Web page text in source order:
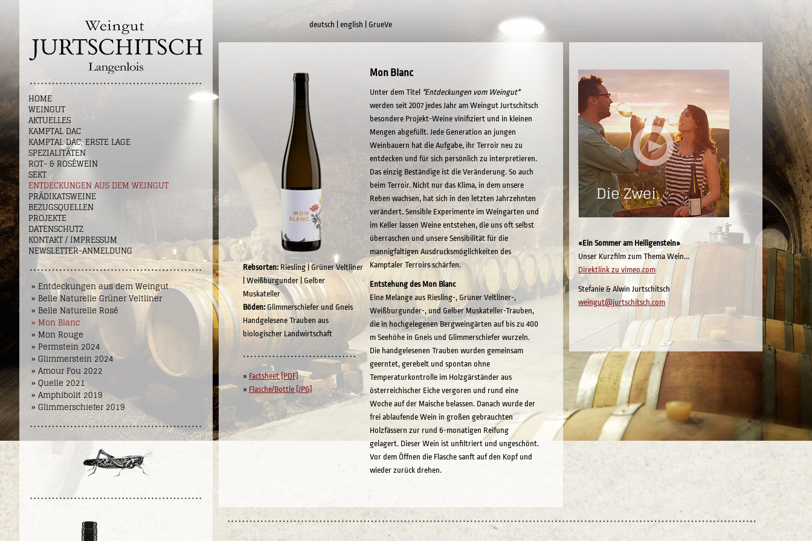
HOME
WEINGUT
AKTUELLES
KAMPTAL DAC
KAMPTAL DAC, ERSTE LAGE
SPEZIALITÄTEN
ROT- & ROSÉWEIN
SEKT
ENTDECKUNGEN AUS DEM WEINGUT
PRÄDIKATSWEINE
BEZUGSQUELLEN
PROJEKTE
DATENSCHUTZ
KONTAKT / IMPRESSUM
NEWSLETTER-ANMELDUNG
» Entdeckungen aus dem Weingut
» Belle Naturelle Grüner Veltliner
» Belle Naturelle Rosé
» Mon Blanc
» Mon Rouge
» Permstein 2024
» Glimmerstein 2024
» Amour Fou 2022
» Quelle 2021
» Amphibolit 2019
» Glimmerschiefer 2019
deutsch english GrueVe
Rebsorten:Riesling | Grüner Veltliner
| Weißburgunder | Gelber
Muskateller
Böden:Glimmerschiefer und Gneis
Handgelesene Trauben aus
biologischer Landwirtschaft
» Factsheet [PDF]
» Flasche/Bottle [JPG]
Mon Blanc
Unter dem Titel "Entdeckungen vom Weingut"
werden seit 2007 jedes Jahr am Weingut Jurtschitsch
besondere Projekt-Weine vinifiziert und in kleinen
Mengen abgefüllt. Jede Generation an jungen
Weinbauern hat die Aufgabe, ihr Terroir neu zu
entdecken und für sich persönlich zu interpretieren.
Das einzig Beständige ist die Veränderung. So auch
beim Terroir. Nicht nur das Klima, in dem unsere
Reben wachsen, hat sich in den letzten Jahrzehnten
verändert. Sensible Experimente im Weingarten und
im Keller lassen Weine entstehen, die uns oft selbst
überraschen und unsere Sensibilität für die
mannigfaltigen Ausdrucksmöglichkeiten des
Kamptaler Terroirs schärfen.
Entstehung des Mon Blanc
Eine Melange aus Riesling-, Grüner Veltliner-,
Weißburgunder-, und Gelber Muskateller-Trauben,
die in hochgelegenen Bergweingärten auf bis zu 400
m Seehöhe in Gneis und Glimmerschiefer wurzeln.
Die handgelesenen Trauben wurden gemeinsam
geerntet, gerebelt und spontan ohne
Temperaturkontrolle im Holzgärständer aus
österreichischer Eiche vergoren und rund eine
Woche auf der Maische belassen. Danach wurde der
frei ablaufende Wein in großen gebrauchten
Holzfässern zur rund 6-monatigen Reifung
gelagert. Dieser Wein ist unfiltriert und ungeschönt.
Vor dem Öffnen die Flasche sanft auf den Kopf und
wieder zurück drehen.
«Ein Sommer am Heiligenstein»
Unser Kurzfilm zum Thema Wein...
Direktlink zu vimeo.com
Stefanie & Alwin Jurtschitsch
weingut@jurtschitsch.com